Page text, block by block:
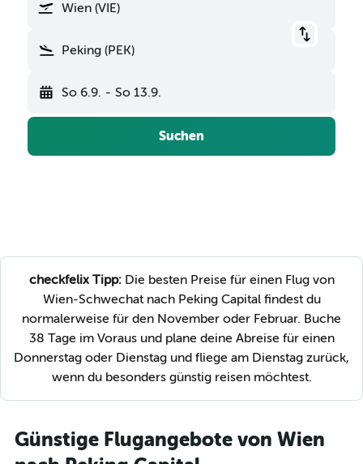
Wien (VIE)
Peking (PEK)
So 6.9. - So 13.9.
Suchen
checkfelix Tipp:Die besten Preise für einen Flug von
Wien-Schwechat nach Peking Capital findest du
normalerweise für den November oder Februar. Buche
38 Tage im Voraus und plane deine Abreise für einen
Donnerstag oder Dienstag und fliege am Dienstag zurück,
wenn du besonders günstig reisen möchtest.
Günstige Flugangebote von Wien